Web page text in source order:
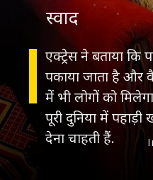
एक्ट्रेस ने बताया कि
पकाया जाता है और
में भी लोगों को
पूरी दुनिया में
स्वाद